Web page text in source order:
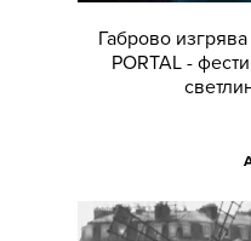
Габрово
PORTAL -